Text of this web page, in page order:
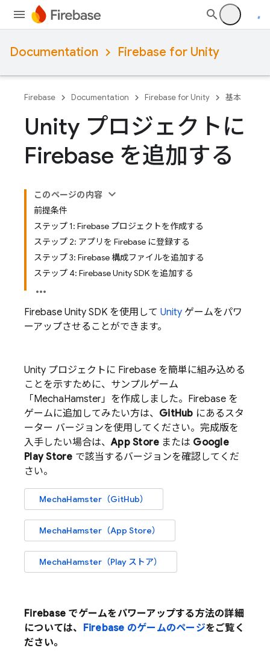
Documentation Firebase for Unity
Firebase Documentation Firebase for Unity 基本
Unity プロジェクトに
Firebase を追加する
このページの内容
前提条件
ステップ 1: Firebase プロジェクトを作成する
ステップ 2: アプリを Firebase に登録する
ステップ 3: Firebase 構成ファイルを追加する
ステップ 4: Firebase Unity SDK を追加する
Firebase Unity SDK を使用して Unity ゲームをパワ
ーアップさせることができます。
Unity プロジェクトに Firebase を簡単に組み込める
ことを示すために、サンプルゲーム
「MechaHamster」を作成しました。Firebase を
ゲームに追加してみたい方は、 GitHub にあるスタ
ーター バージョンを使用してください。完成版を
入手したい場合は、App Store または Google
PlayStore で該当するバージョンを確認してくだ
さい。
MechaHamster（GitHub）
MechaHamster（App Store）
MechaHamster（Play ストア）
Firebase でゲームをパワーアップする方法の詳細
については、 Firebase のゲームのページをご覧く
ださい。